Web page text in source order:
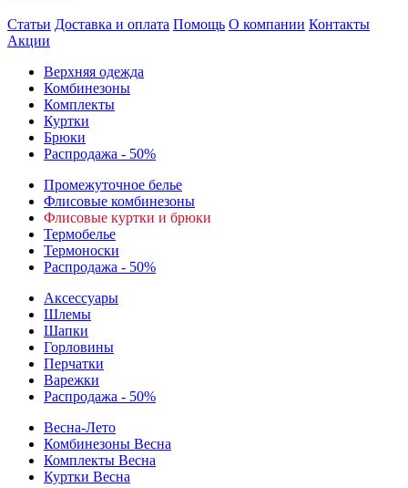
Статьи Доставка и оплата Помощь О компании Контакты
Акции
Верхняя одежда
Комбинезоны
Комплекты
Куртки
Брюки
Распродажа - 50%
Промежуточное белье
Флисовые комбинезоны
Флисовые куртки и брюки
Термобелье
Термоноски
Распродажа - 50%
Аксессуары
Шлемы
Шапки
Горловины
Перчатки
Варежки
Распродажа - 50%
Весна-Лето
Комбинезоны Весна
Комплекты Весна
Куртки Весна